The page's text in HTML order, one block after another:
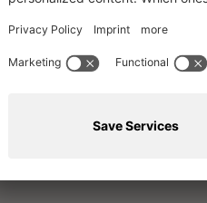
CLARAIA - 53m²